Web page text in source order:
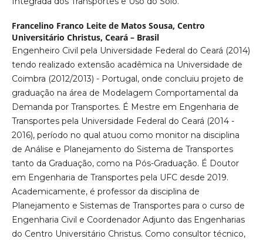
Francelino Franco Leite de Matos Sousa, Centro
Universitário Christus, Ceará – Brasil
Engenheiro Civil pela Universidade Federal do Ceará (2014)
tendo realizado extensão acadêmica na Universidade de
Coimbra (2012/2013) - Portugal, onde concluiu projeto de
graduação na área de Modelagem Comportamental da
Demanda por Transportes. É Mestre em Engenharia de
Transportes pela Universidade Federal do Ceará (2014 -
2016), período no qual atuou como monitor na disciplina
de Análise e Planejamento do Sistema de Transportes
tanto da Graduação, como na Pós-Graduação. É Doutor
em Engenharia de Transportes pela UFC desde 2019.
Academicamente, é professor da disciplina de
Planejamento e Sistemas de Transportes para o curso de
Engenharia Civil e Coordenador Adjunto das Engenharias
do Centro Universitário Christus. Como consultor técnico,